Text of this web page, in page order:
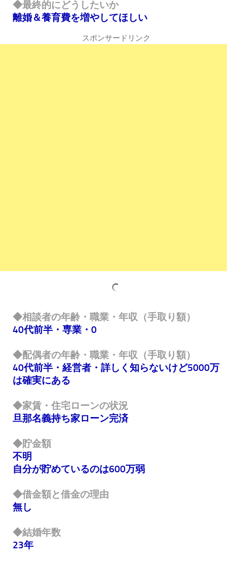
◆最終的にどうしたいか
離婚＆養育費を増やしてほしい
スポンサードリンク
◆相談者の年齢・職業・年収（手取り額）
40代前半・専業・0
◆配偶者の年齢・職業・年収（手取り額）
40代前半・経営者・詳しく知らないけど5000万
は確実にある
◆家賃・住宅ローンの状況
旦那名義持ち家ローン完済
◆貯金額
不明
自分が貯めているのは600万弱
◆借金額と借金の理由
無し
◆結婚年数
23年